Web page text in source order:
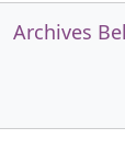
Archives